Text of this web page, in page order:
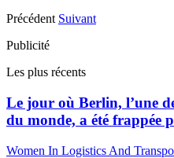
Précédent Suivant
Publicité
Les plus récents
Le jour où Berlin, l’une
du monde, a été frappée
Women In Logistics And